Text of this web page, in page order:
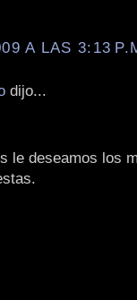
A LAS 3:13
dijo...
le deseamos los